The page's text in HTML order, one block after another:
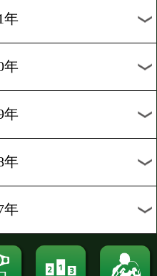
2019年
2018年
2017年
2016年